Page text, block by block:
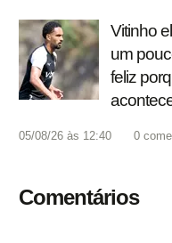
Vitinho
um
feliz
05/08/26 às 12:40 0
Comentários